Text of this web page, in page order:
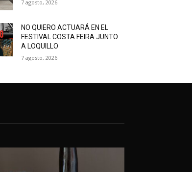
7 agosto, 2026
NO QUIERO ACTUARÁ EN EL
FESTIVAL COSTA FEIRA JUNTO
A LOQUILLO
7 agosto, 2026